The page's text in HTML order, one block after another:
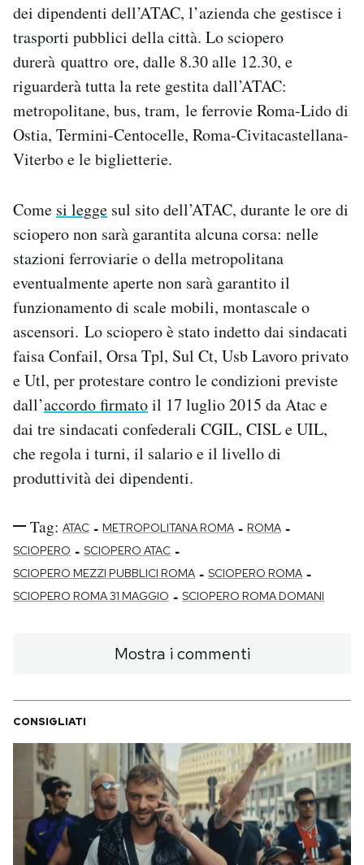
CALENDARIO
AREA PERSONALE
Area Personale
Newsletter
Regala il Post
Esci
dei dipendenti dell’ATAC, l’azienda che gestisce i
trasporti pubblici della città. Lo sciopero
durerà quattro ore, dalle 8.30 alle 12.30, e
riguarderà tutta la rete gestita dall’ATAC:
metropolitane, bus, tram, le ferrovie Roma-Lido di
Ostia, Termini-Centocelle, Roma-Civitacastellana-
Viterbo e le biglietterie.
Come si legge sul sito dell’ATAC, durante le ore di
sciopero non sarà garantita alcuna corsa: nelle
stazioni ferroviarie o della metropolitana
eventualmente aperte non sarà garantito il
funzionamento di scale mobili, montascale o
ascensori. Lo sciopero è stato indetto dai sindacati
faisa Confail, Orsa Tpl, Sul Ct, Usb Lavoro privato
e Utl, per protestare contro le condizioni previste
dall’accordo firmatoil 17 luglio 2015 da Atac e
dai tre sindacati confederali CGIL, CISL e UIL,
che regola i turni, il salario e il livello di
produttività dei dipendenti.
Tag: ATAC - METROPOLITANA ROMA - ROMA -
SCIOPERO - SCIOPERO ATAC -
SCIOPERO MEZZI PUBBLICI ROMA - SCIOPERO ROMA -
SCIOPERO ROMA 31 MAGGIO - SCIOPERO ROMA DOMANI
Mostra i commenti
CONSIGLIATI